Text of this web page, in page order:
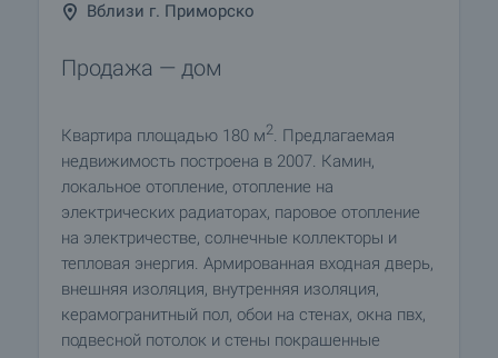
Вблизи г. Приморско
Продажа — дом
Квартира площадью 180 м2. Предлагаемая
недвижимость построена в 2007. Камин,
локальное отопление, отопление на
электрических радиаторах, паровое отопление
на электричестве, солнечные коллекторы и
тепловая энергия. Армированная входная дверь,
внешняя изоляция, внутренняя изоляция,
керамогранитный пол, обои на стенах, окна пвх,
подвесной потолок и стены покрашенные